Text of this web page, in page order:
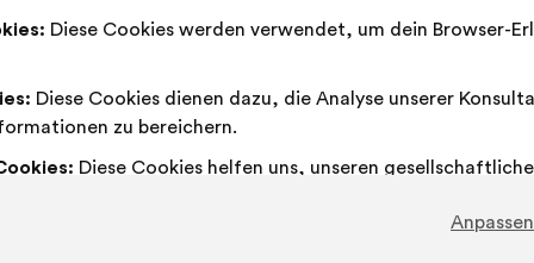
Vorschlag
von:
Fondation FondaMental
Inhalt
des
Il faut associer les personnes concernées
Dieser
172
Mit
folgender
Diese Cookies werden verwendet, um dein Browser-
Diese Cookies dienen dazu, die Analyse unserer
zu bereichern.
Diese Cookies helfen uns, unseren
Anpassen